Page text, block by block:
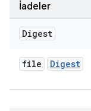
İadeler
Digest
file Digest